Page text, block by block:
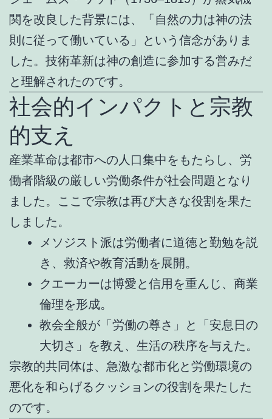
関を改良した背景には、「自然の力は神の法
則に従って働いている」という信念がありま
した。技術革新は神の創造に参加する営みだ
と理解されたのです。
社会的インパクトと宗教
的支え
産業革命は都市への人口集中をもたらし、労
働者階級の厳しい労働条件が社会問題となり
ました。ここで宗教は再び大きな役割を果た
しました。
メソジスト派は労働者に道徳と勤勉を説
き、救済や教育活動を展開。
クエーカーは博愛と信用を重んじ、商業
倫理を形成。
教会全般が「労働の尊さ」と「安息日の
大切さ」を教え、生活の秩序を与えた。
宗教的共同体は、急激な都市化と労働環境の
悪化を和らげるクッションの役割を果たした
のです。